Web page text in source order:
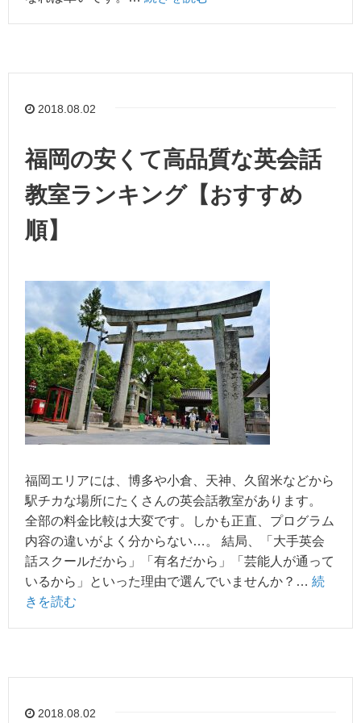
2018.08.02
福岡の安くて高品質な英会話
教室ランキング【おすすめ
順】
福岡エリアには、博多や小倉、天神、久留米などから
駅チカな場所にたくさんの英会話教室があります。
全部の料金比較は大変です。しかも正直、プログラム
内容の違いがよく分からない…。 結局、「大手英会
話スクールだから」「有名だから」「芸能人が通って
いるから」といった理由で選んでいませんか？… 続
きを読む
2018.08.02